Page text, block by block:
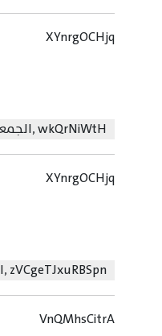
XYnrgOCHjq
wkQrNiWtH
,الجمعة 14
XYnrgOCHjq
zVCgeTJxuRBSpn
,
VnQMhsCitrA